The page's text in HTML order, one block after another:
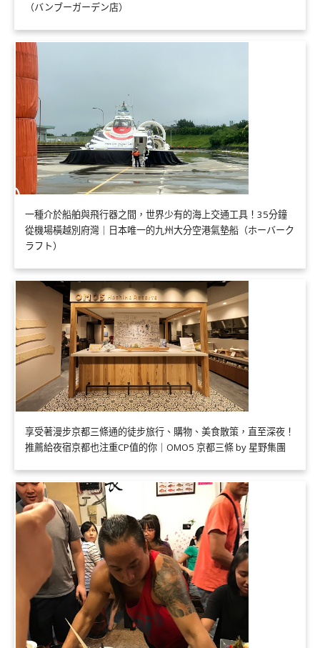
（バンブーガーデン店）
一種介於船舶與飛行器之間，世界少有的海上交通工具！35分鐘
從機場橫越別府灣｜日本唯一的九州大分空港氣墊船（ホーバーク
ラフト）
享受著漫步京都三條通的徒步旅行、購物、美食散策，直至深夜！
推薦給夜宿京都也注重CP值的你｜OMO5 京都三條 by 星野集團